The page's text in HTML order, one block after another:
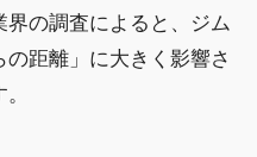
の調査によると、ジム
距離」に大きく影響さ